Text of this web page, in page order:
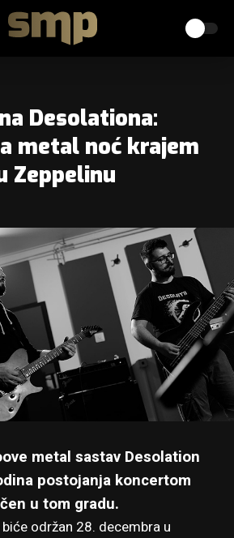
Desolationa:
metal noć krajem
Zeppelinu
metal sastav Desolation
postojanja koncertom
u tom gradu.
održan 28. decembra u